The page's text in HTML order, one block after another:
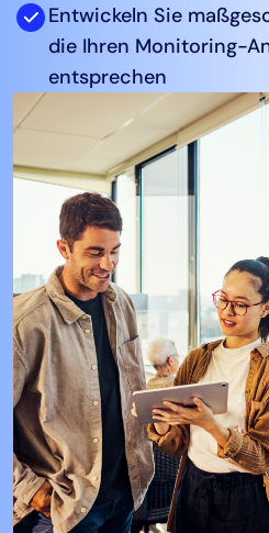
Entwickeln Sie
die Ihren Monitoring-
entsprechen